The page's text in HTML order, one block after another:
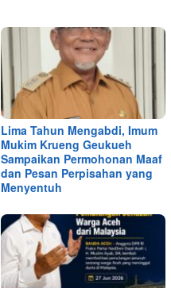
Lima Tahun Mengabdi, Imum
Mukim Krueng Geukueh
Sampaikan Permohonan Maaf
dan Pesan Perpisahan yang
Menyentuh